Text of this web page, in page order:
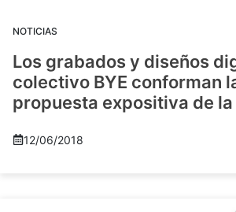
NOTICIAS
Los grabados y diseños
colectivo BYE conforman
propuesta expositiva de la
12/06/2018